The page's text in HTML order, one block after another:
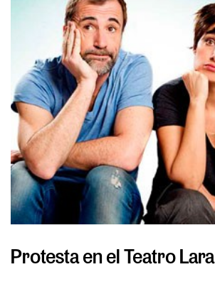
Protesta en el Teatro Lara